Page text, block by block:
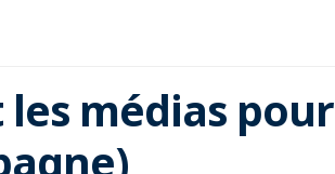
médias pour